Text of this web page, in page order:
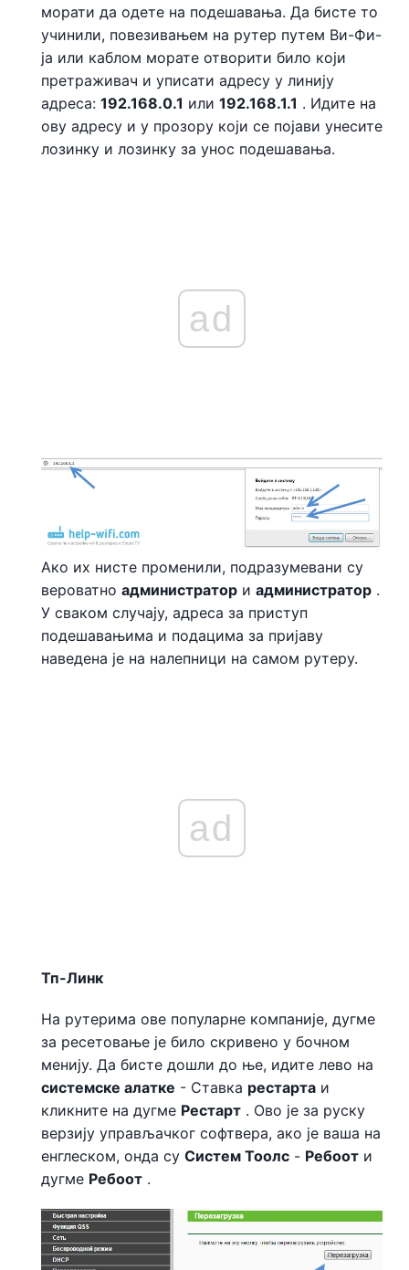
морати да одете на подешавања. Да бисте то
учинили, повезивањем на рутер путем Ви-Фи-
ја или каблом морате отворити било који
претраживач и уписати адресу у линију
адреса: 192.168.0.1 или 192.168.1.1 . Идите на
ову адресу и у прозору који се појави унесите
лозинку и лозинку за унос подешавања.
ad
Ако их нисте променили, подразумевани су
вероватно администратор и администратор .
У сваком случају, адреса за приступ
подешавањима и подацима за пријаву
наведена је на налепници на самом рутеру.
ad
Тп-Линк
На рутерима ове популарне компаније, дугме
за ресетовање је било скривено у бочном
менију. Да бисте дошли до ње, идите лево на
системске алатке - Ставка рестарта и
кликните на дугме Рестарт . Ово је за руску
верзију управљачког софтвера, ако је ваша на
енглеском, онда су Систем Тоолс - Ребоот и
дугме Ребоот .